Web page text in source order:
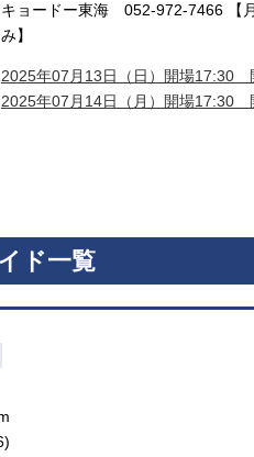
キョードー東海 052-972-7466 【
み】
2025年07月13日（日）開場17:30
2025年07月14日（月）開場17:30
ド一覧